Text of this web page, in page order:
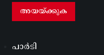
പാർടി